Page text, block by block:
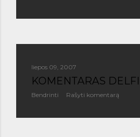
liepos 09, 2007
KOMENTARAS
Bendrinti Rašyti komentarą